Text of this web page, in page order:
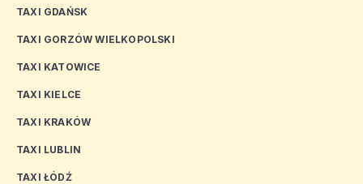
TAXI GDAŃSK
TAXI GORZÓW WIELKOPOLSKI
TAXI KATOWICE
TAXI KIELCE
TAXI KRAKÓW
TAXI LUBLIN
TAXI ŁÓDŹ